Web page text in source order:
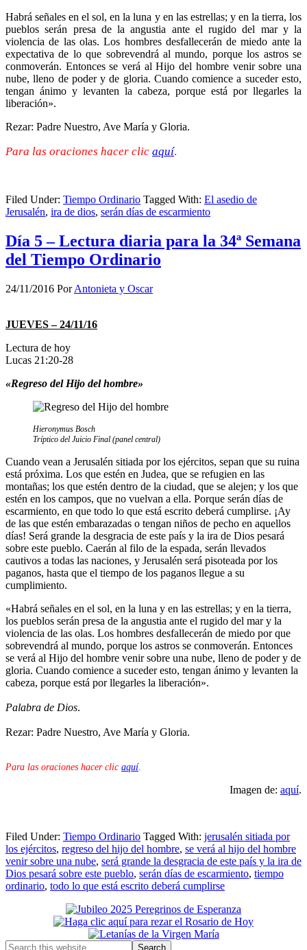
Habrá señales en el sol, en la luna y en las estrellas; y en la tierra, los
pueblos serán presa de la angustia ante el rugido del mar y la
violencia de las olas. Los hombres desfallecerán de miedo ante la
expectativa de lo que sobrevendrá al mundo, porque los astros se
conmoverán. Entonces se verá al Hijo del hombre venir sobre una
nube, lleno de poder y de gloria. Cuando comience a suceder esto,
tengan ánimo y levanten la cabeza, porque está por llegarles la
liberación».
Rezar: Padre Nuestro, Ave María y Gloria.
Para las oraciones hacer clic aquí.
Filed Under: Tiempo Ordinario Tagged With: El asedio de
Jerusalén, ira de dios, serán días de escarmiento
Día 5 – Lectura diaria para la 34ª Semana
del Tiempo Ordinario
24/11/2016 PorAntonieta y Oscar
JUEVES – 24/11/16
Lectura de hoy
Lucas 21:20-28
«Regreso del Hijo del hombre»
Hieronymus Bosch
Tríptico del Juicio Final (panel central)
Cuando vean a Jerusalén sitiada por los ejércitos, sepan que su ruina
está próxima. Los que estén en Judea, que se refugien en las
montañas; los que estén dentro de la ciudad, que se alejen; y los que
estén en los campos, que no vuelvan a ella. Porque serán días de
escarmiento, en que todo lo que está escrito deberá cumplirse. ¡Ay
de las que estén embarazadas o tengan niños de pecho en aquellos
días! Será grande la desgracia de este país y la ira de Dios pesará
sobre este pueblo. Caerán al filo de la espada, serán llevados
cautivos a todas las naciones, y Jerusalén será pisoteada por los
paganos, hasta que el tiempo de los paganos llegue a su
cumplimiento.
«Habrá señales en el sol, en la luna y en las estrellas; y en la tierra,
los pueblos serán presa de la angustia ante el rugido del mar y la
violencia de las olas. Los hombres desfallecerán de miedo por que
sobrevendrá al mundo, porque los astros se conmoverán. Entonces
se verá al Hijo del hombre venir sobre una nube, lleno de poder y de
gloria. Cuando comience a suceder esto, tengan ánimo y levanten la
cabeza, porque está por llegarles la liberación».
Palabra de Dios.
Rezar: Padre Nuestro, Ave María y Gloria.
Para las oraciones hacer clic aquí.
Imagen de: aquí.
Filed Under: Tiempo Ordinario Tagged With: jerusalén sitiada por
los ejércitos, regreso del hijo del hombre, se verá al hijo del hombre
venir sobre una nube, será grande la desgracia de este país y la ira de
Dios pesará sobre este pueblo, serán días de escarmiento, tiempo
ordinario, todo lo que está escrito deberá cumplirse
Primary
Sidebar
Search